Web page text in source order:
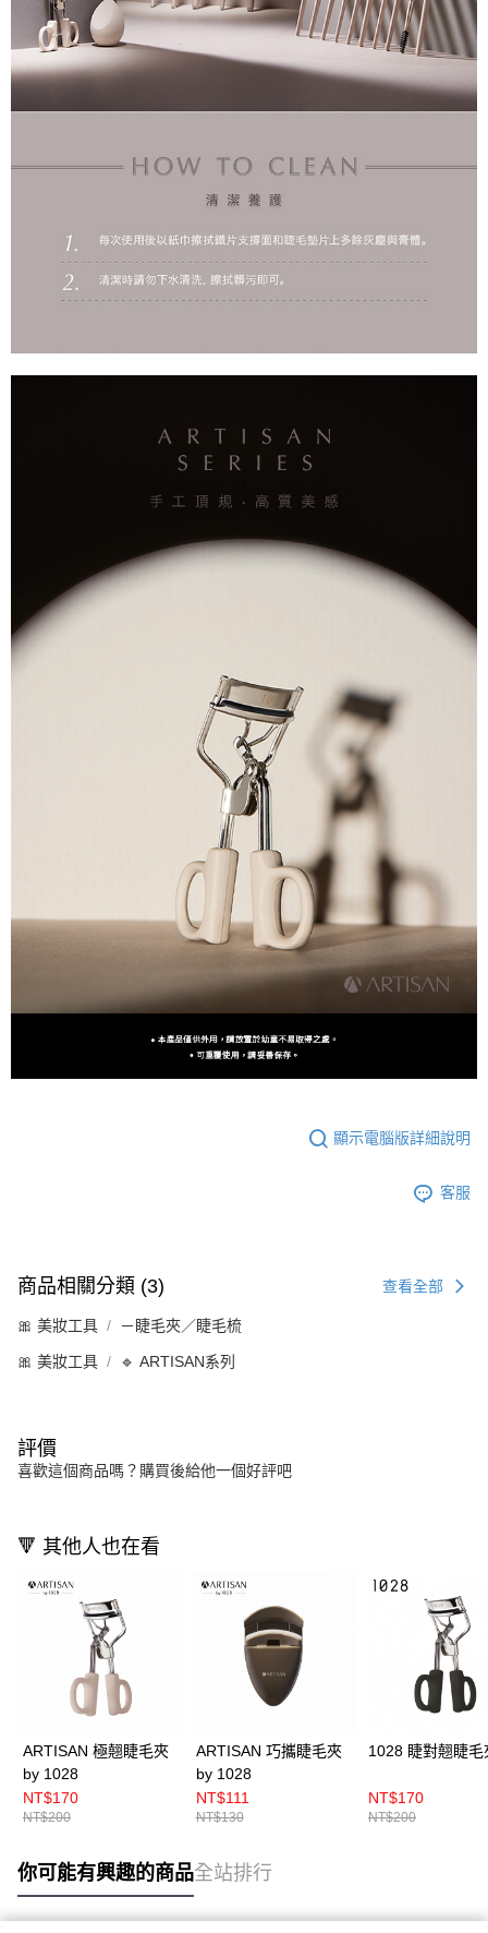
顯示電腦版詳細說明
客服
商品相關分類 (3) 查看全部
🎀 美妝工具 －睫毛夾／睫毛梳
🎀 美妝工具 🔹 ARTISAN系列
評價
喜歡這個商品嗎？購買後給他一個好評吧
🔻 其他人也在看
ARTISAN 極翹睫毛夾
by 1028
NT$170
NT$200
ARTISAN 巧攜睫毛夾
by 1028
NT$111
NT$130
1028 睫對翹睫毛
NT$170
NT$200
你可能有興趣的商品全站排行